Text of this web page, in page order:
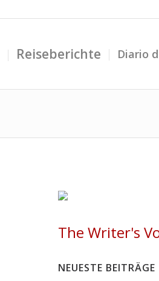
Reiseberichte Diario
The Writer's
NEUESTE BEITRÄGE